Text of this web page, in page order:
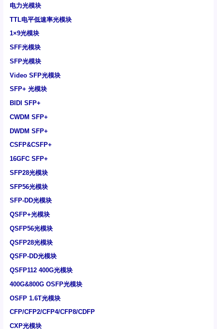
电力光模块
TTL电平低速率光模块
1×9光模块
SFF光模块
SFP光模块
Video SFP光模块
SFP+ 光模块
BIDI SFP+
CWDM SFP+
DWDM SFP+
CSFP&CSFP+
16GFC SFP+
SFP28光模块
SFP56光模块
SFP-DD光模块
QSFP+光模块
QSFP56光模块
QSFP28光模块
QSFP-DD光模块
QSFP112 400G光模块
400G&800G OSFP光模块
OSFP 1.6T光模块
CFP/CFP2/CFP4/CFP8/CDFP
CXP光模块